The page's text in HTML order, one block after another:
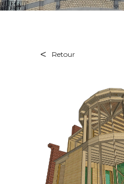
Retour